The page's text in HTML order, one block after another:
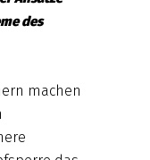
des
machen